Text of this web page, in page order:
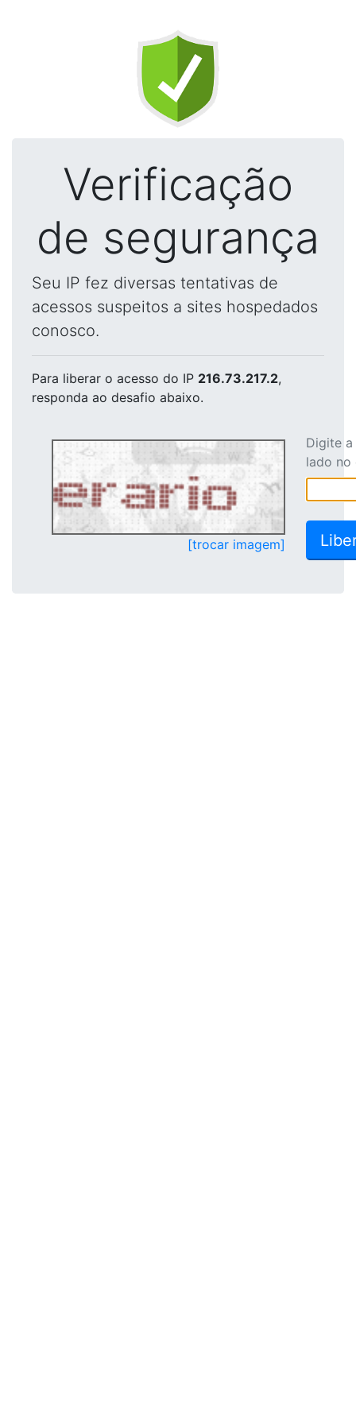
Verificação
de segurança
Seu IP fez diversas tentativas de
acessos suspeitos a sites hospedados
conosco.
Para liberar o acesso do IP 216.73.217.2,
responda ao desafio abaixo.
[trocar imagem]
Digite
lado no